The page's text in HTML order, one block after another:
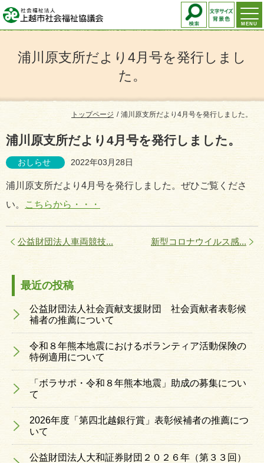
MENU
浦川原支所だより4月号を発行しまし
た。
トップページ 浦川原支所だより4月号を発行しました。
浦川原支所だより4月号を発行しました。
おしらせ 2022年03月28日
浦川原支所だより4月号を発行しました。ぜひご覧くださ
い。
こちらから・・・
公益財団法人車両競技... 新型コロナウイルス感...
最近の投稿
公益財団法人社会貢献支援財団 社会貢献者表彰候
補者の推薦について
令和８年熊本地震におけるボランティア活動保険の
特例適用について
「ボラサポ・令和８年熊本地震」助成の募集につい
て
2026年度「第四北越銀行賞」表彰候補者の推薦につ
いて
公益財団法人大和証券財団２０２６年（第３３回）